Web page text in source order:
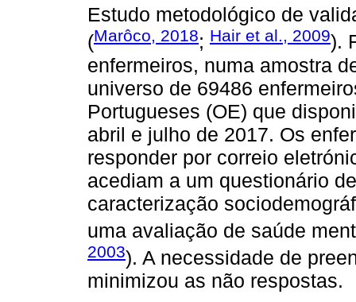
Estudo metodológico de
(Marôco, 2018; Hair et al., 2009).
enfermeiros, numa amostra
universo de 69486
Portugueses (OE) que
abril e julho de 2017. Os
responder por correio
acediam a um questionário
caracterização
uma avaliação de saúde
2003). A necessidade de
minimizou as não respostas.